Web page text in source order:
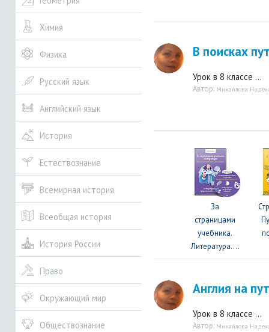
Химия
Физика
Русский язык
Английский язык
История
Естествознание
Всемирная история
Всеобщая история
История России
Право
Окружающий мир
Обществознание
В поисках
Урок в 8 классе ...
Автор: Михайлова
За
страницами
учебника.
Литература....
Англия на
Урок в 8 классе ...
Автор: Михайлова